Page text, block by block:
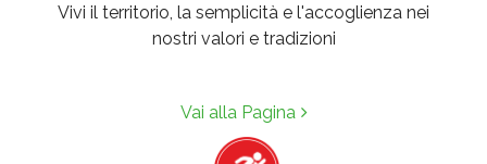
Vivi il territorio, la semplicità e l'accoglienza nei
nostri valori e tradizioni
Vai alla Pagina